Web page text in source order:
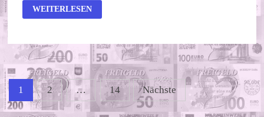
ES
GIBT
WEITERLESEN
Seitennummerierung
der
1 2 … 14 Nächste